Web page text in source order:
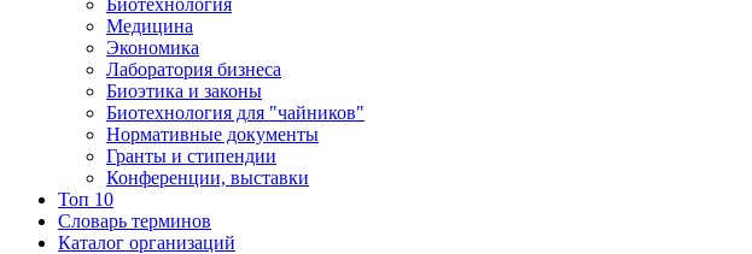
Биотехнология
Медицина
Экономика
Лаборатория бизнеса
Биоэтика и законы
Биотехнология для "чайников"
Нормативные документы
Гранты и стипендии
Конференции, выставки
Топ 10
Словарь терминов
Каталог организаций